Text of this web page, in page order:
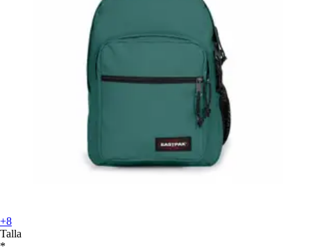
+8
Talla
*